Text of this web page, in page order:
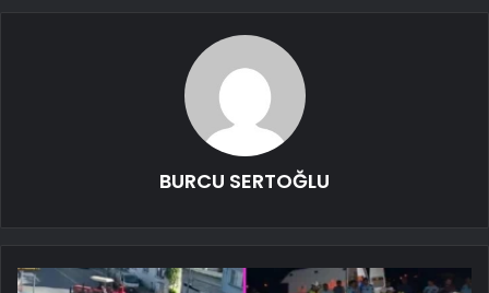
BURCU SERTOĞLU